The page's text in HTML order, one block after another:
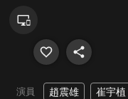
演員 趙震雄 崔宇植